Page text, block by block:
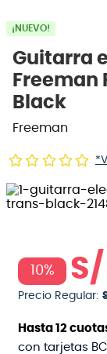
¡NUEVO!
Guitarra
Freeman
Black
Freeman
10% S/
Precio Regular:
Hasta12
con tarjetas